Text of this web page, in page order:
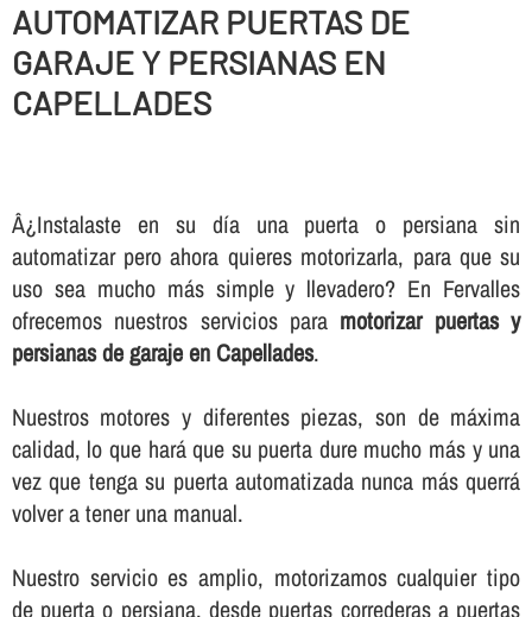
AUTOMATIZAR PUERTAS DE
GARAJE Y PERSIANAS EN
CAPELLADES
Â¿Instalaste en su dí­a una puerta o persiana sin
automatizar pero ahora quieres motorizarla, para que su
uso sea mucho más simple y llevadero? En Fervalles
ofrecemos nuestros servicios para motorizar puertas y
persianas de garaje en Capellades.
Nuestros motores y diferentes piezas, son de máxima
calidad, lo que hará que su puerta dure mucho más y una
vez que tenga su puerta automatizada nunca más querrá
volver a tener una manual.
Nuestro servicio es amplio, motorizamos cualquier tipo
de puerta o persiana, desde puertas correderas a puertas